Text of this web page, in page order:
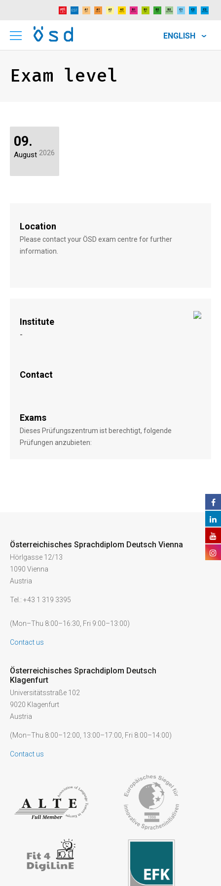
ENGLISH
Exam level
09.
August 2026
Location
Please contact your ÖSD exam centre for further
information.
Institute
-
Contact
Exams
Dieses Prüfungszentrum ist berechtigt, folgende
Prüfungen anzubieten:
Österreichisches Sprachdiplom Deutsch Vienna
Hörlgasse 12/13
1090 Vienna
Austria
Tel.: +43 1 319 3395
(Mon–Thu 8:00–16:30, Fri 9:00–13:00)
Contact us
Österreichisches Sprachdiplom Deutsch
Klagenfurt
Universitätsstraße 102
9020 Klagenfurt
Austria
(Mon–Thu 8:00–12:00, 13:00–17:00, Fri 8:00–14:00)
Contact us